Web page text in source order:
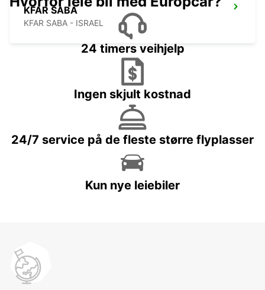
KFAR SABA
KFAR SABA - ISRAEL
24 timers veihjelp
Ingen skjult kostnad
24/7 service på de fleste større flyplasser
Kun nye leiebiler